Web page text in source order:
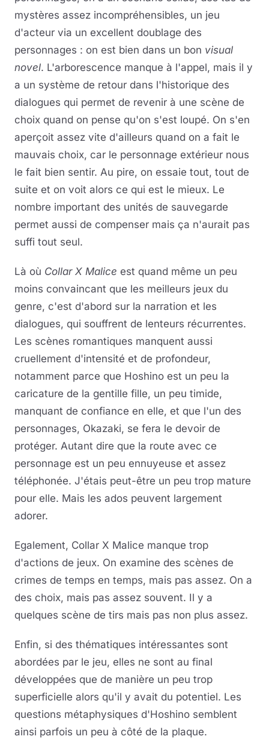
mystères assez incompréhensibles, un jeu
d'acteur via un excellent doublage des
personnages : on est bien dans un bon visual
novel. L'arborescence manque à l'appel, mais il y
a un système de retour dans l'historique des
dialogues qui permet de revenir à une scène de
choix quand on pense qu'on s'est loupé. On s'en
aperçoit assez vite d'ailleurs quand on a fait le
mauvais choix, car le personnage extérieur nous
le fait bien sentir. Au pire, on essaie tout, tout de
suite et on voit alors ce qui est le mieux. Le
nombre important des unités de sauvegarde
permet aussi de compenser mais ça n'aurait pas
suffi tout seul.
Là où Collar X Malice est quand même un peu
moins convaincant que les meilleurs jeux du
genre, c'est d'abord sur la narration et les
dialogues, qui souffrent de lenteurs récurrentes.
Les scènes romantiques manquent aussi
cruellement d'intensité et de profondeur,
notamment parce que Hoshino est un peu la
caricature de la gentille fille, un peu timide,
manquant de confiance en elle, et que l'un des
personnages, Okazaki, se fera le devoir de
protéger. Autant dire que la route avec ce
personnage est un peu ennuyeuse et assez
téléphonée. J'étais peut-être un peu trop mature
pour elle. Mais les ados peuvent largement
adorer.
Egalement, Collar X Malice manque trop
d'actions de jeux. On examine des scènes de
crimes de temps en temps, mais pas assez. On a
des choix, mais pas assez souvent. Il y a
quelques scène de tirs mais pas non plus assez.
Enfin, si des thématiques intéressantes sont
abordées par le jeu, elles ne sont au final
développées que de manière un peu trop
superficielle alors qu'il y avait du potentiel. Les
questions métaphysiques d'Hoshino semblent
ainsi parfois un peu à côté de la plaque.